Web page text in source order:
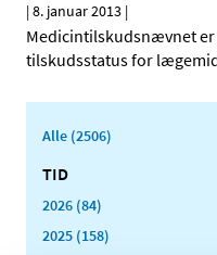
|8. januar 2013 |
Medicintilskudsnævnet
tilskudsstatus for
Alle (2506)
TID
2026 (84)
2025 (158)